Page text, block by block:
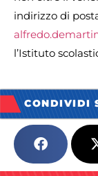
indirizzo di
l’Istituto
CONDIVIDI